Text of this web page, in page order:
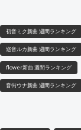
初音ミク新曲 週間ランキング
巡音ルカ新曲 週間ランキング
flower新曲 週間ランキング
音街ウナ新曲 週間ランキング